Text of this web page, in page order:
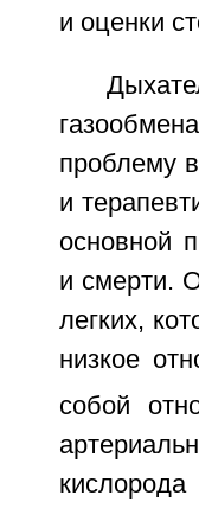
и оценки
проблему
и
основной
и смерти.
легких,
низкое
собой